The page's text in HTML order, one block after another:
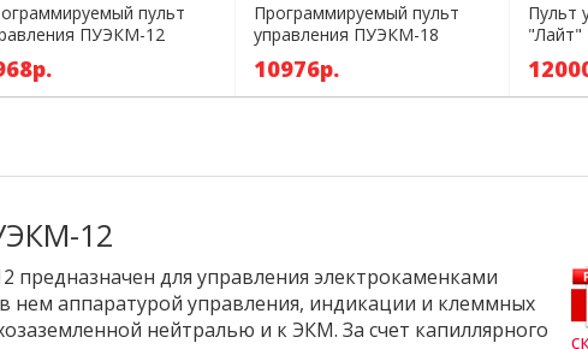
пульт
ПУЭКМ-12
Программируемый пульт
управления ПУЭКМ-18
10976р.
Пульт
"Лайт"
12
для управления электрокаменками
нем аппаратурой управления, индикации и клеммных
нейтралью и к ЭКМ. За счет капиллярного